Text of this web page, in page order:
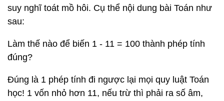
suy nghĩ toát mồ hôi. Cụ thể nội dung bài Toán như
sau:
Làm thế nào để biến 1 - 11 = 100 thành phép tính
đúng?
Đúng là 1 phép tính đi ngược lại mọi quy luật Toán
học! 1 vốn nhỏ hơn 11, nếu trừ thì phải ra số âm,